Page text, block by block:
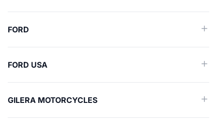
FORD
FORD USA
GILERA MOTORCYCLES